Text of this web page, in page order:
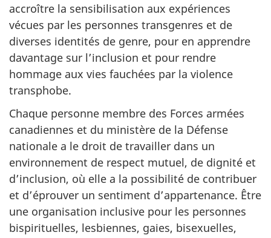
accroître la sensibilisation aux expériences
vécues par les personnes transgenres et de
diverses identités de genre, pour en apprendre
davantage sur l’inclusion et pour rendre
hommage aux vies fauchées par la violence
transphobe.
Chaque personne membre des Forces armées
canadiennes et du ministère de la Défense
nationale a le droit de travailler dans un
environnement de respect mutuel, de dignité et
d’inclusion, où elle a la possibilité de contribuer
et d’éprouver un sentiment d’appartenance. Être
une organisation inclusive pour les personnes
bispirituelles, lesbiennes, gaies, bisexuelles,